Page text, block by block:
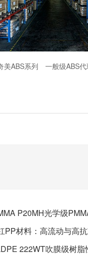
美ABS系列 一般级ABS
P20MH光学级
PP材料：高流动与高
222WT吹膜级树脂